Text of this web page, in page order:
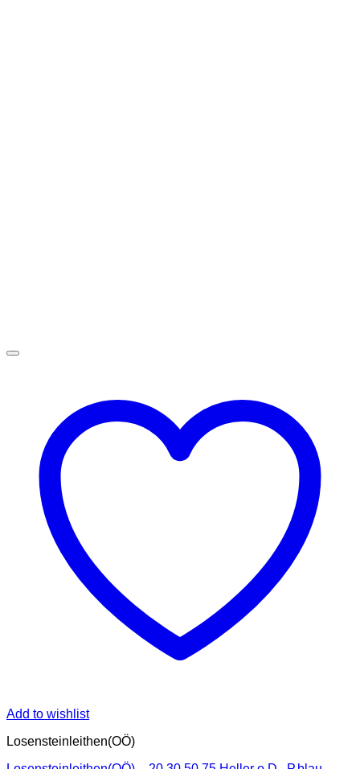
Add to wishlist
Losensteinleithen(OÖ)